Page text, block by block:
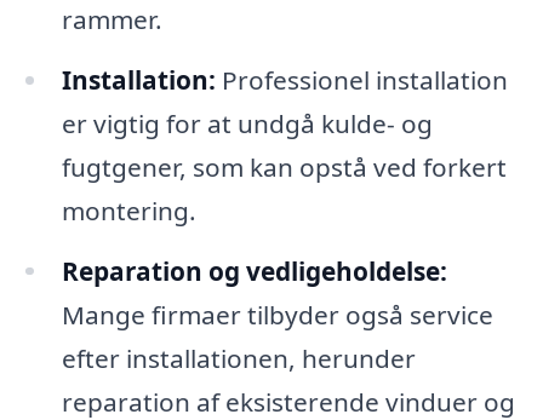
rammer.
Installation: Professionel installation
er vigtig for at undgå kulde- og
fugtgener, som kan opstå ved forkert
montering.
Reparation og vedligeholdelse:
Mange firmaer tilbyder også service
efter installationen, herunder
reparation af eksisterende vinduer og